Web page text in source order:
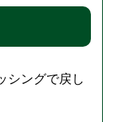
シングで戻し